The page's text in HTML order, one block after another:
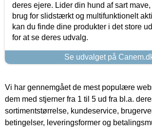
deres ejere. Lider din hund af sart
brug for slidstærkt og multifunktionelt
kan du finde dine produkter i det store
for at se deres udvalg.
Se udvalget på
Vi har gennemgået de mest populære
dem med stjerner fra 1 til 5 ud fra bl.a.
sortimentstørrelse, kundeservice,
betingelser, leveringsformer og